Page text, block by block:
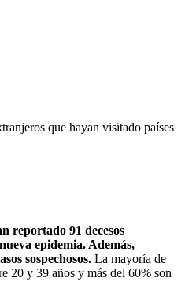
que hayan visitado países
reportado 91 decesos
epidemia. Además,
sospechosos. La mayoría de
20 y 39 años y más del 60% son